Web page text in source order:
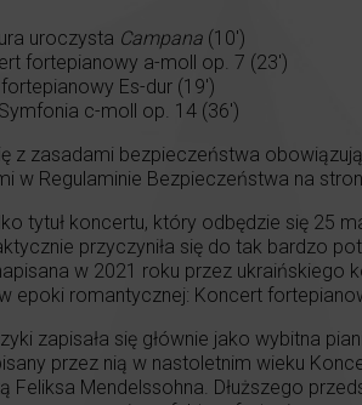
uroczysta Campana (10′)
fortepianowy a-moll op. 7 (23′)
Es-dur (19′)
c-moll op. 14 (36′)
z zasadami bezpieczeństwa
w Regulaminie Bezpieczeństwa na
tytuł koncertu, który odbędzie się 25
przyczyniła się do tak bardzo
w 2021 roku przez ukraińskiego
epoki romantycznej: Koncert
zapisała się głównie jako wybitna
przez nią w nastoletnim wieku
Feliksa Mendelssohna. Dłuższego